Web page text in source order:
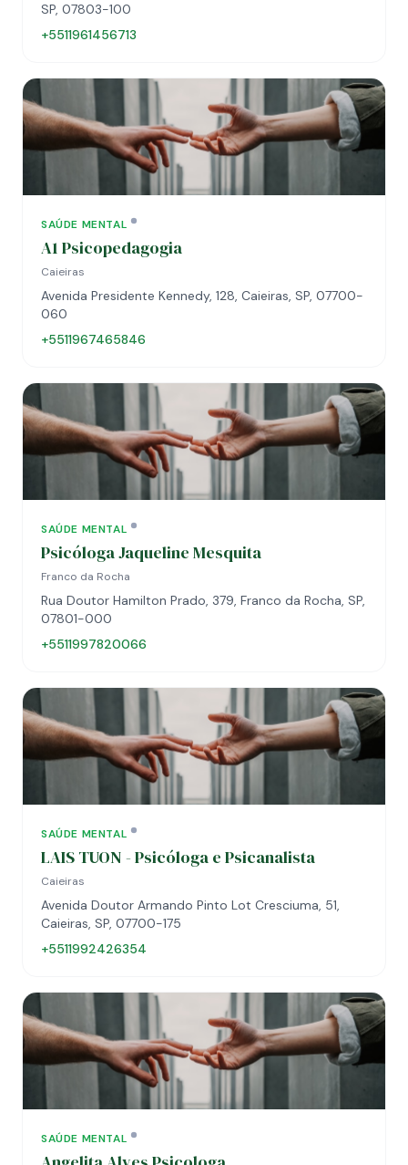
SP, 07803-100
+5511961456713
SAÚDE MENTAL
A1 Psicopedagogia
Caieiras
Avenida Presidente Kennedy, 128, Caieiras, SP, 07700-
060
+5511967465846
SAÚDE MENTAL
Psicóloga Jaqueline Mesquita
Franco da Rocha
Rua Doutor Hamilton Prado, 379, Franco da Rocha, SP,
07801-000
+5511997820066
SAÚDE MENTAL
LAIS TUON - Psicóloga e Psicanalista
Caieiras
Avenida Doutor Armando Pinto Lot Cresciuma, 51,
Caieiras, SP, 07700-175
+5511992426354
SAÚDE MENTAL